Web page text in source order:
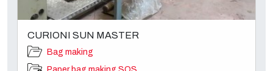
CURIONI SUN MASTER
Bag making